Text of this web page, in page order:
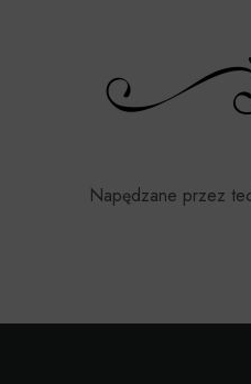
Napędzane przez